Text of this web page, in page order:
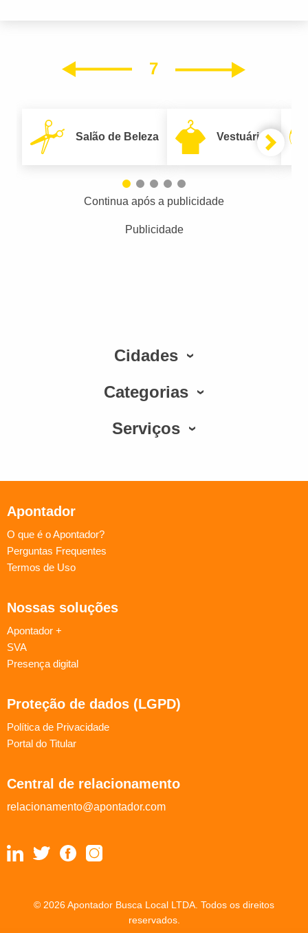
7
Salão de Beleza Vestuário
Continua após a publicidade
Publicidade
Cidades
Categorias
Serviços
Apontador
O que é o Apontador?
Perguntas Frequentes
Termos de Uso
Nossas soluções
Apontador +
SVA
Presença digital
Proteção de dados (LGPD)
Política de Privacidade
Portal do Titular
Central de relacionamento
relacionamento@apontador.com
© 2026 Apontador Busca Local LTDA. Todos os direitos
reservados.